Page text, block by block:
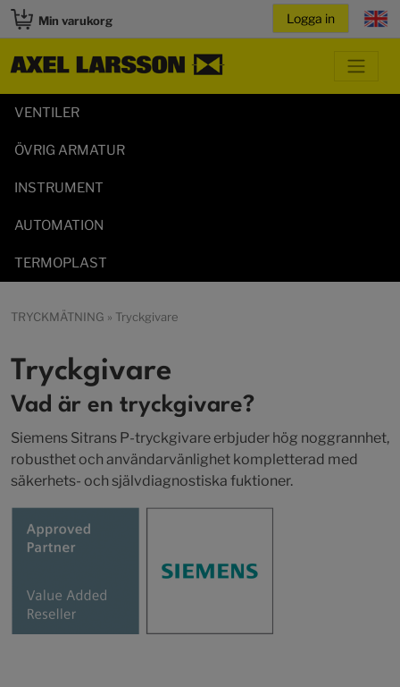
Min varukorg
VENTILER
ÖVRIG ARMATUR
INSTRUMENT
AUTOMATION
TERMOPLAST
TRYCKMÄTNING » Tryckgivare
Tryckgivare
Vad är en tryckgivare?
Siemens Sitrans P-tryckgivare erbjuder hög noggrannhet,
robusthet och användarvänlighet kompletterad med
säkerhets- och självdiagnostiska fuktioner.